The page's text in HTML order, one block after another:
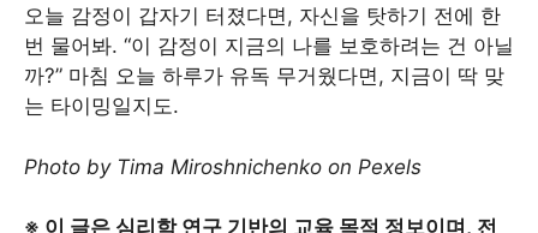
오늘 감정이 갑자기 터졌다면, 자신을 탓하기 전에 한
번 물어봐. “이 감정이 지금의 나를 보호하려는 건 아닐
까?” 마침 오늘 하루가 유독 무거웠다면, 지금이 딱 맞
는 타이밍일지도.
Photo by Tima Miroshnichenko on Pexels
※ 이 글은 심리학 연구 기반의 교육 목적 정보이며, 전